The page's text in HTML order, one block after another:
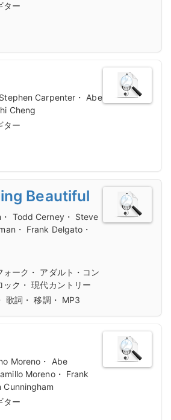
ター
Carpenter・ Abe
Cheng
ター
Beautiful
Todd Cerney・ Steve
・ Frank Delgato・
ォーク・ アダルト・コン
ック・ 現代カントリー
歌詞・ 移調・ MP3
Moreno・ Abe
Moreno・ Frank
Cunningham
ター